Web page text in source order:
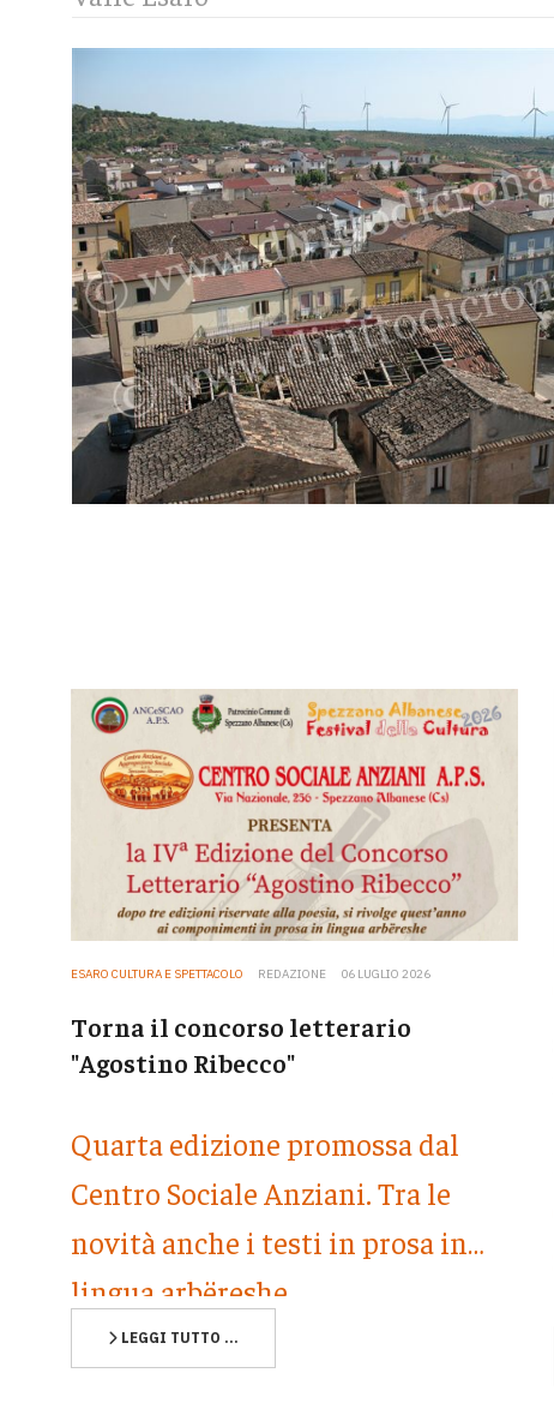
ESARO CULTURA E SPETTACOLO REDAZIONE 06 LUGLIO 2026
Torna il concorso letterario
"Agostino Ribecco"
Quarta edizione promossa dal
Centro Sociale Anziani. Tra le
novità anche i testi in prosa in
lingua arbëreshe
LEGGI TUTTO …